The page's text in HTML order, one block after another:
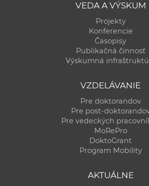
VEDA A VÝSKUM
Projekty
Konferencie
Časopisy
Publikačná činnosť
Výskumná
VZDELÁVANIE
Pre doktorandov
Pre post-
Pre vedeckých
MoRePro
DoktoGrant
Program Mobility
AKTUÁLNE